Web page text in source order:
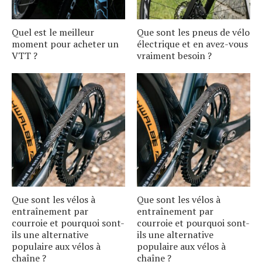
Quel est le meilleur
moment pour acheter un
VTT ?
Que sont les pneus de vélo
électrique et en avez-vous
vraiment besoin ?
Que sont les vélos à
entraînement par
courroie et pourquoi sont-
ils une alternative
populaire aux vélos à
chaîne ?
Que sont les vélos à
entraînement par
courroie et pourquoi sont-
ils une alternative
populaire aux vélos à
chaîne ?